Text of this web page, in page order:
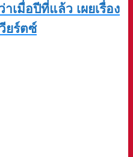
เมื่อปีที่แล้ว เผยเรื่อง
ยร์ตซ์